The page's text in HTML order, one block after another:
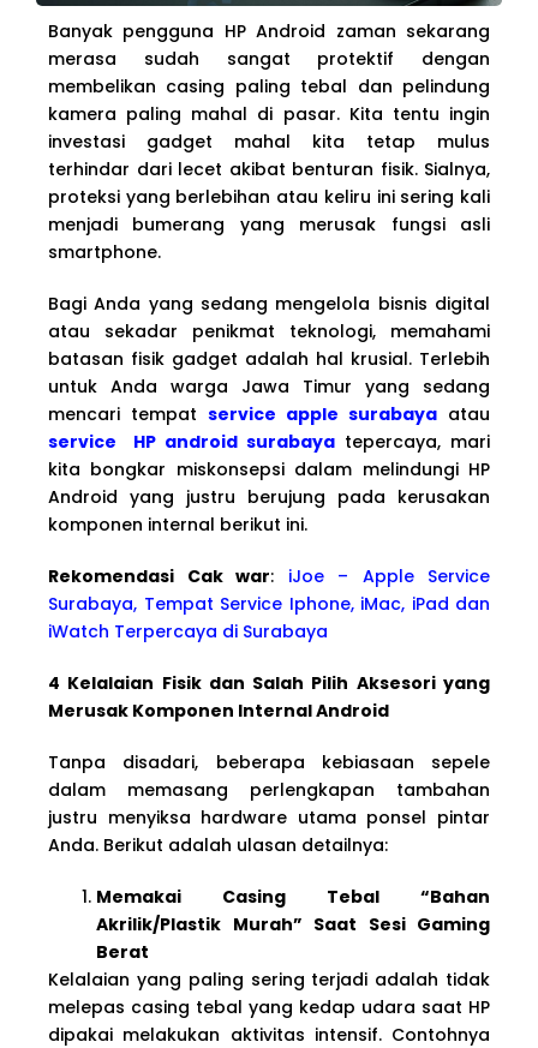
Banyak pengguna HP Android zaman sekarang
merasa sudah sangat protektif dengan
membelikan casing paling tebal dan pelindung
kamera paling mahal di pasar. Kita tentu ingin
investasi gadget mahal kita tetap mulus
terhindar dari lecet akibat benturan fisik. Sialnya,
proteksi yang berlebihan atau keliru ini sering kali
menjadi bumerang yang merusak fungsi asli
smartphone.
Bagi Anda yang sedang mengelola bisnis digital
atau sekadar penikmat teknologi, memahami
batasan fisik gadget adalah hal krusial. Terlebih
untuk Anda warga Jawa Timur yang sedang
mencari tempat service apple surabaya atau
service HP android surabaya tepercaya, mari
kita bongkar miskonsepsi dalam melindungi HP
Android yang justru berujung pada kerusakan
komponen internal berikut ini.
Rekomendasi Cak war: iJoe – Apple Service
Surabaya, Tempat Service Iphone, iMac, iPad dan
iWatch Terpercaya di Surabaya
4 Kelalaian Fisik dan Salah Pilih Aksesori yang
Merusak Komponen Internal Android
Tanpa disadari, beberapa kebiasaan sepele
dalam memasang perlengkapan tambahan
justru menyiksa hardware utama ponsel pintar
Anda. Berikut adalah ulasan detailnya:
Memakai Casing Tebal “Bahan
Akrilik/Plastik Murah” Saat Sesi Gaming
Berat
Kelalaian yang paling sering terjadi adalah tidak
melepas casing tebal yang kedap udara saat HP
dipakai melakukan aktivitas intensif. Contohnya